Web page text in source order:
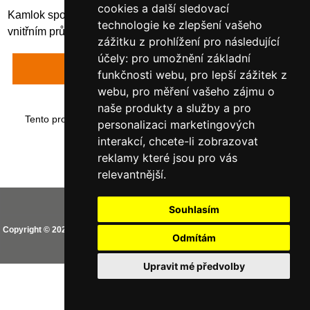
cookies a další sledovací
technologie ke zlepšení vašeho
zážitku z prohlížení pro následující
účely: pro umožnění základní
funkčnosti webu, pro lepší zážitek z
webu, pro měření vašeho zájmu o
naše produkty a služby a pro
personalizaci marketingových
interakcí,chcete-li zobrazovat
reklamy které jsou pro vás
relevantnější.
Souhlasím
Odmítám
Upravit mé předvolby
Kamlok spojka, samice s hadicovou tryskou pro hadici s
vnitřním průměrem 40 mm pro V-díl 1 1/2"
Napsat recenzi
Tento produkt byl přidán do našeho katalogu dne neděle 14
ledna, 2018.
Copyright © 2026 CEMO shop (PREMIUM partner CEMO GmbH)
. Provozováno
Zen Cart